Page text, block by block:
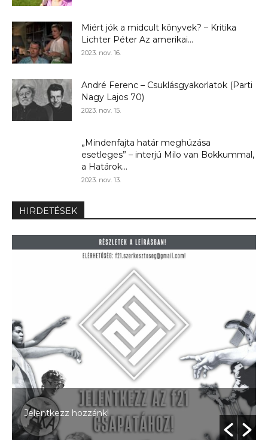
Miért jók a midcult könyvek? – Kritika
Lichter Péter Az amerikai...
2023. nov. 16.
André Ferenc – Csuklásgyakorlatok (Parti
Nagy Lajos 70)
2023. nov. 15.
„Mindenfajta határ meghúzása
esetleges” – interjú Milo van Bokkummal,
a Határok...
2023. nov. 13.
HIRDETÉSEK
Jelentkezz hozzánk!